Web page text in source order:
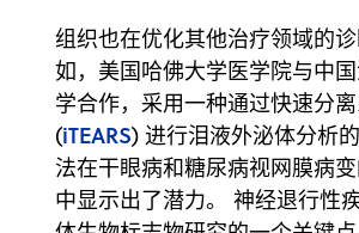
组织也在优化其他治疗领域的
如，美国哈佛大学医学院与中
学合作，采用一种通过快速分
(iTEARS) 进行泪液外泌体分析
法在干眼病和糖尿病视网膜病
中显示出了潜力。 神经退行性